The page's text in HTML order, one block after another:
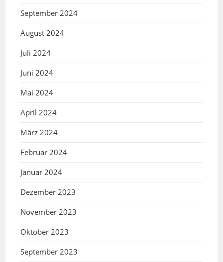
September 2024
August 2024
Juli 2024
Juni 2024
Mai 2024
April 2024
März 2024
Februar 2024
Januar 2024
Dezember 2023
November 2023
Oktober 2023
September 2023